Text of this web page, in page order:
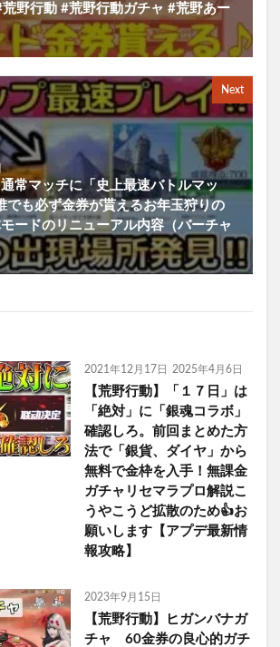
野行動 #荒野行動ガチャ #荒野あー
Next
常マッチに「史上最速バトルマッ
でも必ず金券が貰えるお年玉狩りの
ードのリニューアル内容（バーチャ
2021年12月17日 2025年4月6日
【荒野行動】「１７日」は
「絶対」に「銀魂コラボ」
確認しろ。前回まとめた方
法で「銀貨、ダイヤ」から
無料で金枠を入手！無課金
ガチャリセマラプロ解説こ
うやこうど拡散のため👍お
願いします【アプデ最新情
報攻略】
2023年9月15日
【荒野行動】ヒガンバナガ
チャ 60金券の良心的ガチ